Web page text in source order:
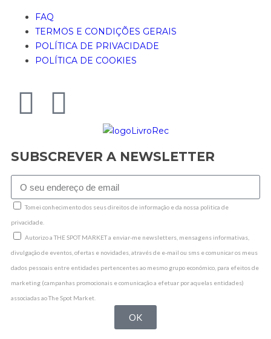
FAQ
TERMOS E CONDIÇÕES GERAIS
POLÍTICA DE PRIVACIDADE
POLÍTICA DE COOKIES
SUBSCREVER A NEWSLETTER
Tomei conhecimento dos seus direitos de informação e da nossa politica de
privacidade.
Autorizo a THE SPOT MARKET a enviar-me newsletters, mensagens informativas,
divulgação de eventos, ofertas e novidades, através de e-mail ou sms e comunicar os meus
dados pessoais entre entidades pertencentes ao mesmo grupo económico, para efeitos de
marketing (campanhas promocionais e comunicação a efetuar por aquelas entidades)
associadas ao The Spot Market.
OK